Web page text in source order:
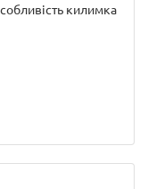
килимка